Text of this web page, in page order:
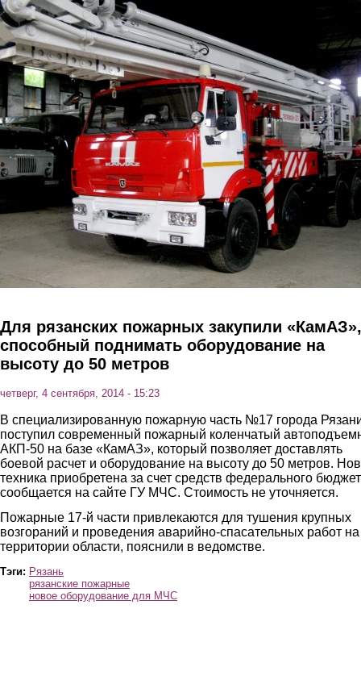
Перейти к основному содержанию
Для рязанских пожарных закупили «КамАЗ»,
способный поднимать оборудование на
высоту до 50 метров
четверг, 4 сентября, 2014 - 15:23
В специализированную пожарную часть №17 города
поступил современный пожарный коленчатый
АКП-50 на базе «КамАЗ», который позволяет доставлять
боевой расчет и оборудование на высоту до 50 метров.
техника приобретена за счет средств федерального
сообщается на сайте ГУ МЧС. Стоимость не уточняется.
Пожарные 17-й части привлекаются для тушения крупных
возгораний и проведения аварийно-спасательных работ на
территории области, пояснили в ведомстве.
Тэги: Рязань
рязанские пожарные
новое оборудование для МЧС